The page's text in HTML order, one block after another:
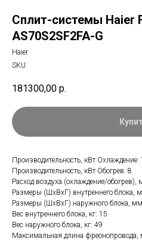
Сплит-системы Haier
AS70S2SF2FA-G
Haier
SKU:
181300,00 р.
Производительность, кВт Охлаждение:
Производительность, кВт Обогрев: 8
Расход воздуха (охлаждение/
Размеры (ШхВхГ) внутреннего блока,
Размеры (ШхВхГ) наружного блока,
Вес внутреннего блока, кг: 15
Вес наружного блока, кг: 49
Максимальная длина фреонопровода,